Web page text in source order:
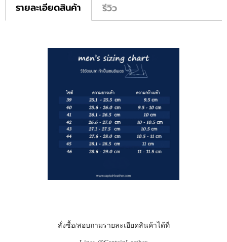
รายละเอียดสินค้า รีวิว
สั่งซื้อ/สอบถามรายละเอียดสินค้าได้ที่